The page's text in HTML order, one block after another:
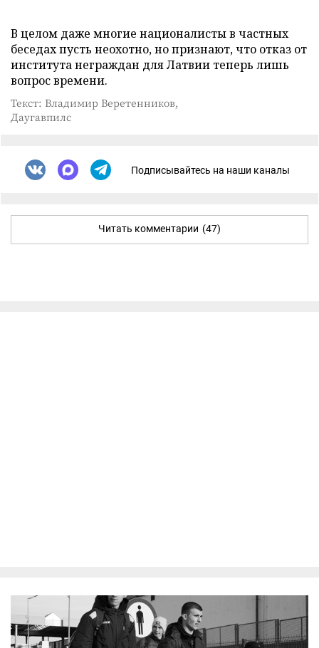
В целом даже многие националисты в частных
беседах пусть неохотно, но признают, что отказ от
института неграждан для Латвии теперь лишь
вопрос времени.
Текст: Владимир Веретенников,
Даугавпилс
Подписывайтесь на наши каналы
Читать комментарии (47)